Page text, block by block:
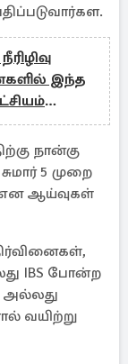
இந்த
நான்கு
5 முறை
என ஆய்வுகள்
IBS போன்ற
அல்லது
வயிற்று